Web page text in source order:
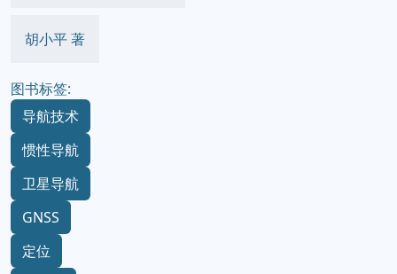
胡小平 著
图书标签:
导航技术
惯性导航
卫星导航
GNSS
定位